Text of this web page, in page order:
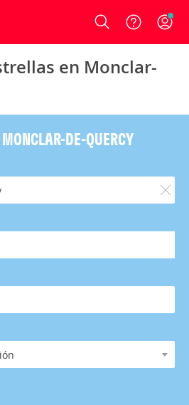
Login
en Monclar-
DE-QUERCY